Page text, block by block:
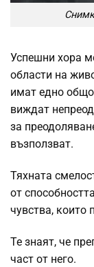
Успешни хора
области на
имат едно
виждат
за
възползват.
Тяхната
от
чувства, които
Те знаят, че
част от него.